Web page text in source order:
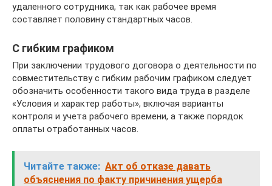
удаленного сотрудника, так как рабочее время
составляет половину стандартных часов.
С гибким графиком
При заключении трудового договора о деятельности по
совместительству с гибким рабочим графиком следует
обозначить особенности такого вида труда в разделе
«Условия и характер работы», включая варианты
контроля и учета рабочего времени, а также порядок
оплаты отработанных часов.
Читайте также: Акт об отказе давать
объяснения по факту причинения ущерба